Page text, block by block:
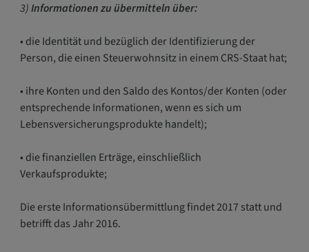
3)Informationen zu übermitteln über:
• die Identität und bezüglich der Identifizierung der
Person, die einen Steuerwohnsitz in einem CRS-Staat hat;
• ihre Konten und den Saldo des Kontos/der Konten (oder
entsprechende Informationen, wenn es sich um
Lebensversicherungsprodukte handelt);
• die finanziellen Erträge, einschließlich
Verkaufsprodukte;
Die erste Informationsübermittlung findet 2017 statt und
betrifft das Jahr 2016.